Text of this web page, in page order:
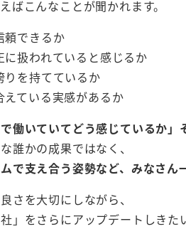
ばこんなことが聞かれます。
頼できるか
に扱われていると感じるか
りを持てているか
えている実感があるか
で働いていてどう感じているか」
誰かの成果ではなく、
で支え合う姿勢など、みなさ
さを大切にしながら、
」をさらにアップデートしきた